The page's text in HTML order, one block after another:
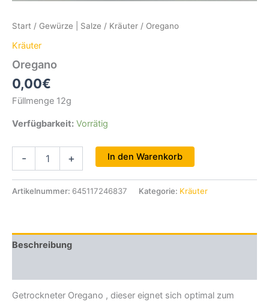
Start / Gewürze | Salze / Kräuter / Oregano
Kräuter
Oregano
0,00€
Füllmenge 12g
Verfügbarkeit: Vorrätig
- + In den Warenkorb
Artikelnummer: 645117246837 Kategorie: Kräuter
Beschreibung
Getrockneter Oregano , dieser eignet sich optimal zum